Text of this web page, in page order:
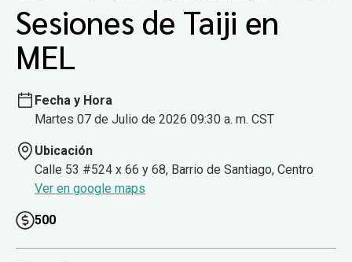
Sesiones de Taiji en
MEL
Fecha y Hora
Martes 07 de Julio de 2026 09:30 a. m. CST
Ubicación
Calle 53 #524 x 66 y 68, Barrio de Santiago, Centro
Ver en google maps
500